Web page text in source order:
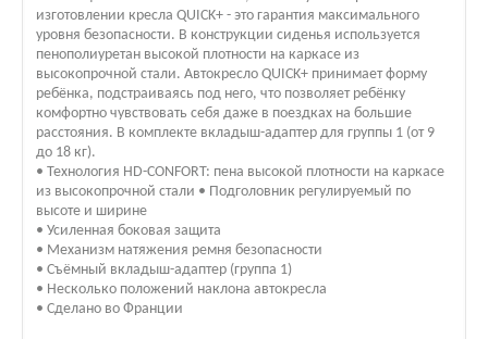
изготовлении кресла QUICK+ - это гарантия максимального
уровня безопасности. В конструкции сиденья используется
пенополиуретан высокой плотности на каркасе из
высокопрочной стали. Автокресло QUICK+ принимает форму
ребёнка, подстраиваясь под него, что позволяет ребёнку
комфортно чувствовать себя даже в поездках на большие
расстояния. В комплекте вкладыш-адаптер для группы 1 (от 9
до 18 кг).
• Технология HD-CONFORT: пена высокой плотности на каркасе
из высокопрочной стали • Подголовник регулируемый по
высоте и ширине
• Усиленная боковая защита
• Механизм натяжения ремня безопасности
• Съёмный вкладыш-адаптер (группа 1)
• Несколько положений наклона автокресла
• Сделано во Франции